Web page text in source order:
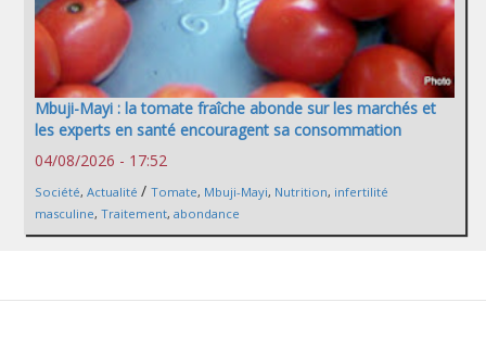
Mbuji-Mayi : la tomate fraîche abonde sur les marchés et
les experts en santé encouragent sa consommation
04/08/2026 - 17:52
Société, Actualité / Tomate, Mbuji-Mayi, Nutrition, infertilité
masculine, Traitement, abondance